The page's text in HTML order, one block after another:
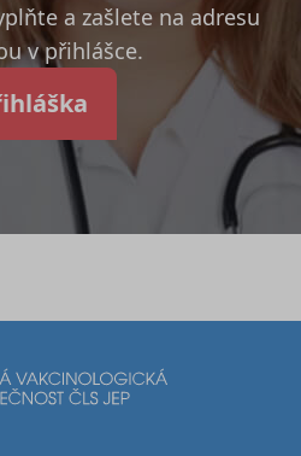
a zašlete na adresu
v přihlášce.